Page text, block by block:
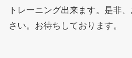
トレーニング出来ます。是非
さい。お待ちしております。